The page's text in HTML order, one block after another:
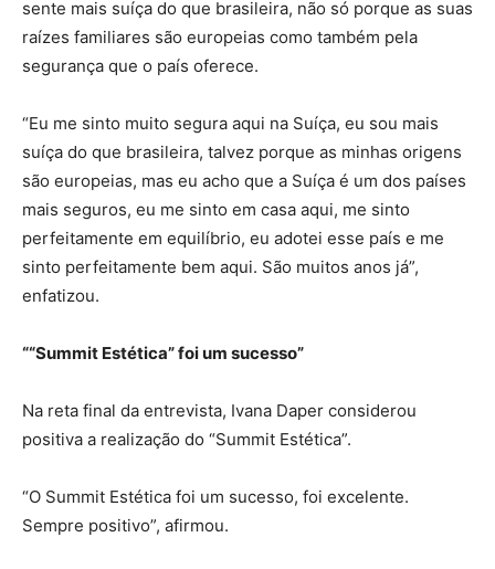
sente mais suíça do que brasileira, não só porque as suas
raízes familiares são europeias como também pela
segurança que o país oferece.
“Eu me sinto muito segura aqui na Suíça, eu sou mais
suíça do que brasileira, talvez porque as minhas origens
são europeias, mas eu acho que a Suíça é um dos países
mais seguros, eu me sinto em casa aqui, me sinto
perfeitamente em equilíbrio, eu adotei esse país e me
sinto perfeitamente bem aqui. São muitos anos já”,
enfatizou.
““Summit Estética” foi um sucesso”
Na reta final da entrevista, Ivana Daper considerou
positiva a realização do “Summit Estética”.
“O Summit Estética foi um sucesso, foi excelente.
Sempre positivo”, afirmou.